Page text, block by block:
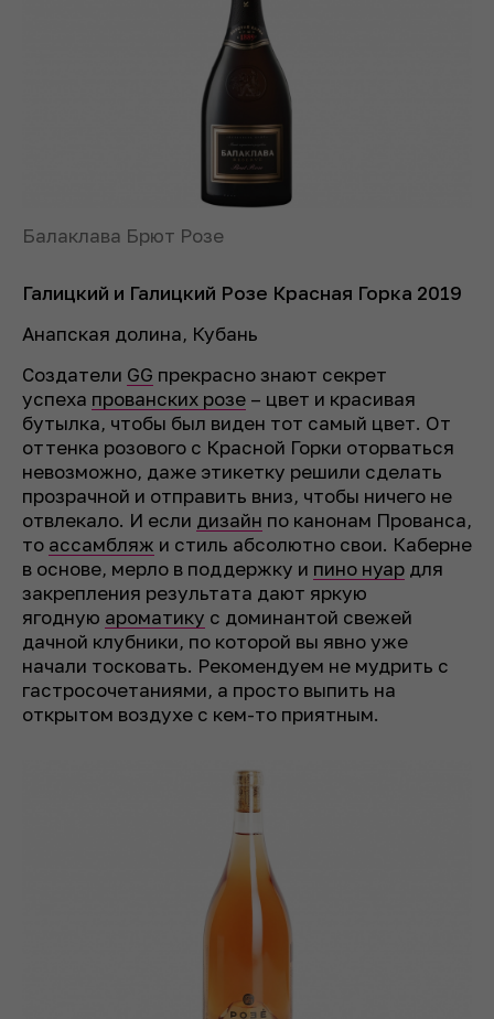
Балаклава Брют Розе
Галицкий и Галицкий Розе Красная Горка 2019
Анапская долина, Кубань
Создатели GG прекрасно знают секрет
успеха прованских розе – цвет и красивая
бутылка, чтобы был виден тот самый цвет. От
оттенка розового с Красной Горки оторваться
невозможно, даже этикетку решили сделать
прозрачной и отправить вниз, чтобы ничего не
отвлекало. И если дизайн по канонам Прованса,
то ассамбляж и стиль абсолютно свои. Каберне
в основе, мерло в поддержку и пино нуар для
закрепления результата дают яркую
ягодную ароматику с доминантой свежей
дачной клубники, по которой вы явно уже
начали тосковать. Рекомендуем не мудрить с
гастросочетаниями, а просто выпить на
открытом воздухе с кем-то приятным.